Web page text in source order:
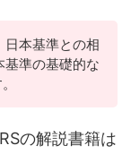
日本基準との相
基準の基礎的な
の解説書籍は